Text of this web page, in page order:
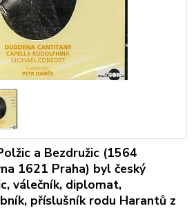
a Bezdružic (1564
1621 Praha) byl český
válečník, diplomat,
příslušník rodu Harantů z